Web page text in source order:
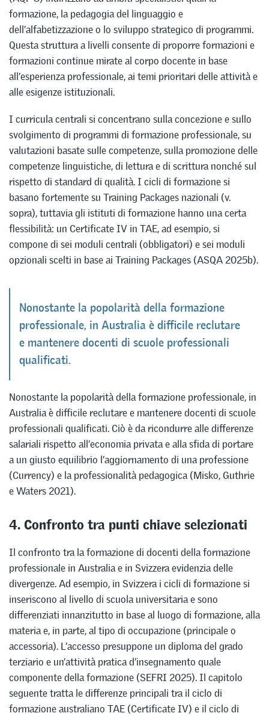
formazione, la pedagogia del linguaggio e
dell’alfabetizzazione o lo sviluppo strategico di programmi.
Questa struttura a livelli consente di proporre formazioni e
formazioni continue mirate al corpo docente in base
all’esperienza professionale, ai temi prioritari delle attività e
alle esigenze istituzionali.
I curricula centrali si concentrano sulla concezione e sullo
svolgimento di programmi di formazione professionale, su
valutazioni basate sulle competenze, sulla promozione delle
competenze linguistiche, di lettura e di scrittura nonché sul
rispetto di standard di qualità. I cicli di formazione si
basano fortemente su Training Packages nazionali (v.
sopra), tuttavia gli istituti di formazione hanno una certa
flessibilità: un Certificate IV in TAE, ad esempio, si
compone di sei moduli centrali (obbligatori) e sei moduli
opzionali scelti in base ai Training Packages (ASQA 2025b).
Nonostante la popolarità della formazione
professionale, in Australia è difficile reclutare
e mantenere docenti di scuole professionali
qualificati.
Nonostante la popolarità della formazione professionale, in
Australia è difficile reclutare e mantenere docenti di scuole
professionali qualificati. Ciò è da ricondurre alle differenze
salariali rispetto all’economia privata e alla sfida di portare
a un giusto equilibrio l’aggiornamento di una professione
(Currency) e la professionalità pedagogica (Misko, Guthrie
e Waters 2021).
4. Confronto tra punti chiave selezionati
Il confronto tra la formazione di docenti della formazione
professionale in Australia e in Svizzera evidenzia delle
divergenze. Ad esempio, in Svizzera i cicli di formazione si
inseriscono al livello di scuola universitaria e sono
differenziati innanzitutto in base al luogo di formazione, alla
materia e, in parte, al tipo di occupazione (principale o
accessoria). L’accesso presuppone un diploma del grado
terziario e un’attività pratica d’insegnamento quale
componente della formazione (SEFRI 2025). Il capitolo
seguente tratta le differenze principali tra il ciclo di
formazione australiano TAE (Certificate IV) e il ciclo di